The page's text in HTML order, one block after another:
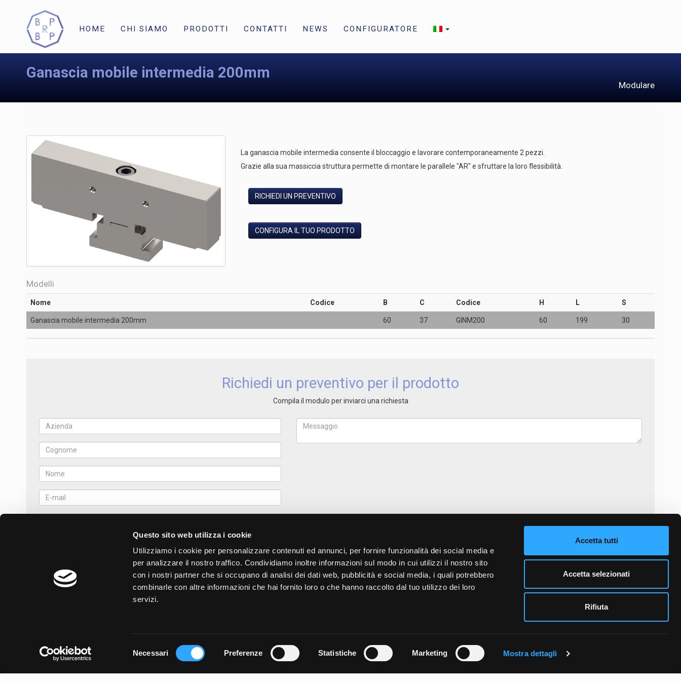
Questo sito web utilizza i cookie
Utilizziamo i cookie per personalizzare contenuti ed annunci, per fornire funzionalità dei social media e
per analizzare il nostro traffico. Condividiamo inoltre informazioni sul modo in cui utilizzi il nostro sito
con i nostri partner che si occupano di analisi dei dati web, pubblicità e social media, i quali potrebbero
combinarle con altre informazioni che hai fornito loro o che hanno raccolto dal tuo utilizzo dei loro
servizi.
Necessari Preferenze Statistiche Marketing Mostra dettagli
Accetta tutti
Accetta selezionati
Rifiuta
HOME CHI SIAMO PRODOTTI CONTATTI NEWS CONFIGURATORE
Ganascia mobile intermedia 200mm
Modulare
La ganascia mobile intermedia consente il bloccaggio e lavorare contemporaneamente 2 pezzi.
Grazie alla sua massiccia struttura permette di montare le parallele "AR" e sfruttare la loro flessibilità.
RICHIEDI UN PREVENTIVO
CONFIGURA IL TUO PRODOTTO
Modelli
Nome Codice B C Codice H L S
Ganascia mobile intermedia 200mm 60 37 GINM200 60 199 30
Richiedi un preventivo per il prodotto
Compila il modulo per inviarci una richiesta
INVIA MESSAGGIO
B.R.P. s.r.l.
via G. Zanelli, 13 - 25036 - Palazzolo sull’Oglio (BS)
P.IVA e C.F. 03194960989 | REA BS – 513500 | Capitale Sociale 10.000 €
Privacy & Trattamento dati|Cookie